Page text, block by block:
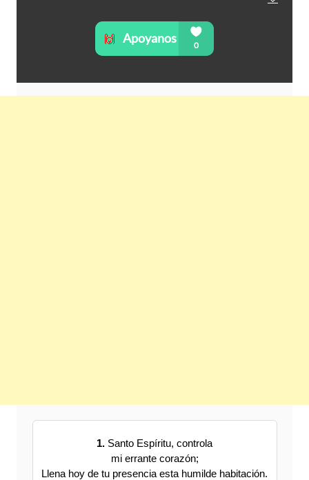
1. Santo Espíritu, controla
mi errante corazón;
Llena hoy de tu presencia esta humilde habitación.